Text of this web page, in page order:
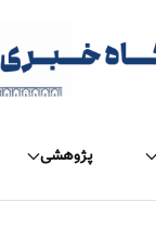
پژوهشی